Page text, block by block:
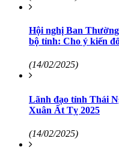
Hội nghị Ban
bộ tỉnh: Cho ý kiến
(14/02/2025)
Lãnh đạo tỉnh Thái
Xuân Ất Tỵ 2025
(14/02/2025)